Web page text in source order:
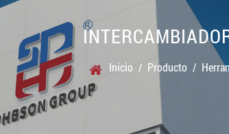
Inicio / Producto /